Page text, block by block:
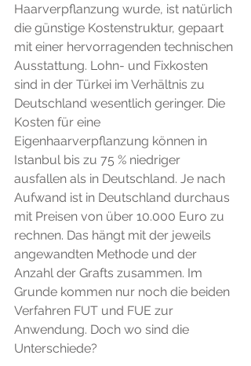
Haarverpflanzung wurde, ist natürlich
die günstige Kostenstruktur, gepaart
mit einer hervorragenden technischen
Ausstattung. Lohn- und Fixkosten
sind in der Türkei im Verhältnis zu
Deutschland wesentlich geringer. Die
Kosten für eine
Eigenhaarverpflanzung können in
Istanbul bis zu 75 % niedriger
ausfallen als in Deutschland. Je nach
Aufwand ist in Deutschland durchaus
mit Preisen von über 10.000 Euro zu
rechnen. Das hängt mit der jeweils
angewandten Methode und der
Anzahl der Grafts zusammen. Im
Grunde kommen nur noch die beiden
Verfahren FUT und FUE zur
Anwendung. Doch wo sind die
Unterschiede?